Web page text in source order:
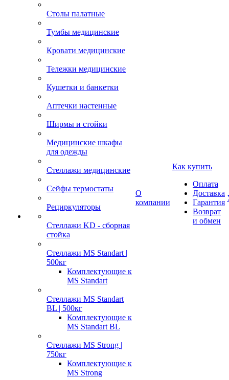
Столы палатные
Тумбы медицинские
Кровати медицинские
Тележки медицинские
Кушетки и банкетки
Аптечки настенные
Ширмы и стойки
Медицинские шкафы
для одежды
Стеллажи медицинские
Сейфы термостаты
Рециркуляторы
Стеллажи KD - сборная
стойка
Стеллажи MS Standart |
500кг
Комплектующие к
MS Standart
Стеллажи MS Standart
BL | 500кг
Комплектующие к
MS Standart BL
Стеллажи MS Strong |
750кг
Комплектующие к
MS Strong
О
компании
Как купить
Оплата
Доставка
Гарантия
Возврат
и обмен